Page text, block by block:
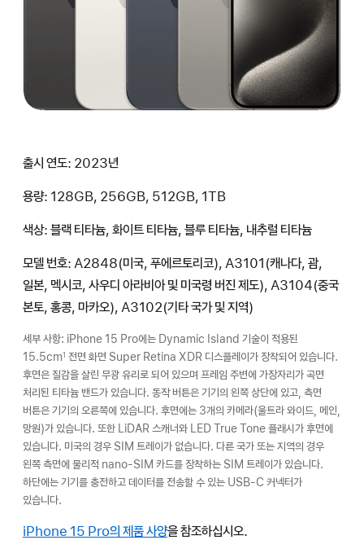
출시 연도: 2023년
용량: 128GB, 256GB, 512GB, 1TB
색상: 블랙 티타늄, 화이트 티타늄, 블루 티타늄, 내추럴 티타늄
모델 번호: A2848(미국, 푸에르토리코), A3101(캐나다, 괌,
일본, 멕시코, 사우디 아라비아 및 미국령 버진 제도), A3104(중국
본토, 홍콩, 마카오), A3102(기타 국가 및 지역)
세부 사항: iPhone 15 Pro에는 Dynamic Island 기술이 적용된
15.5cm1 전면 화면 Super Retina XDR 디스플레이가 장착되어 있습니다.
후면은 질감을 살린 무광 유리로 되어 있으며 프레임 주변에 가장자리가 곡면
처리된 티타늄 밴드가 있습니다. 동작 버튼은 기기의 왼쪽 상단에 있고, 측면
버튼은 기기의 오른쪽에 있습니다. 후면에는 3개의 카메라(울트라 와이드, 메인,
망원)가 있습니다. 또한 LiDAR 스캐너와 LED True Tone 플래시가 후면에
있습니다. 미국의 경우 SIM 트레이가 없습니다. 다른 국가 또는 지역의 경우
왼쪽 측면에 물리적 nano-SIM 카드를 장착하는 SIM 트레이가 있습니다.
하단에는 기기를 충전하고 데이터를 전송할 수 있는 USB-C 커넥터가
있습니다.
iPhone 15 Pro의 제품 사양을 참조하십시오.